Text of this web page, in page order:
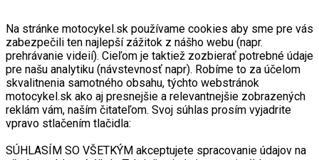
Na stránke motocykel.sk používame cookies aby sme pre vás
zabezpečili ten najlepší zážitok z nášho webu (napr.
prehrávanie videií). Cieľom je taktiež zozbierať potrebné údaje
pre našu analytiku (návstevnosť napr). Robíme to za účelom
skvalitnenia samotného obsahu, týchto webstránok
motocykel.sk ako aj presnejšie a relevantnejšie zobrazených
reklám vám, naším čitateľom. Svoj súhlas prosím vyjadrite
vpravo stlačením tlačidla:
SÚHLASÍM SO VŠETKÝM akceptujete spracovanie údajov na